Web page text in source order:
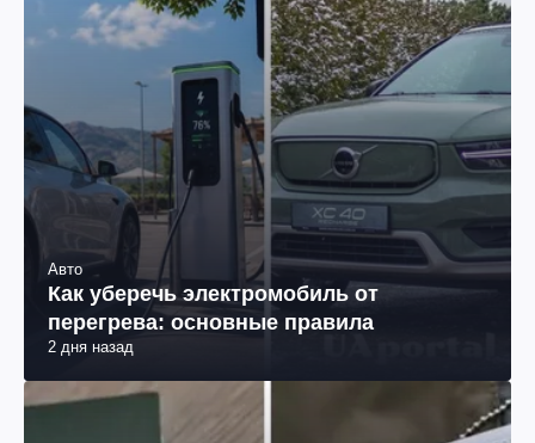
Авто
Как уберечь электромобиль от
перегрева: основные правила
2 дня назад